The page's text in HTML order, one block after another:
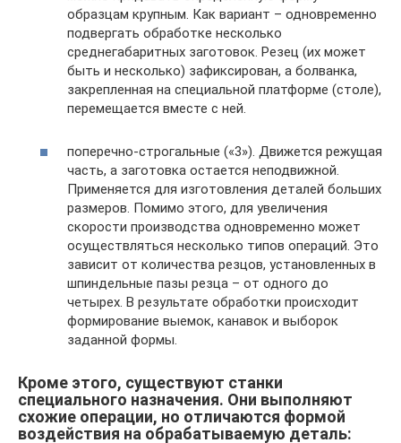
образцам крупным. Как вариант – одновременно
подвергать обработке несколько
среднегабаритных заготовок. Резец (их может
быть и несколько) зафиксирован, а болванка,
закрепленная на специальной платформе (столе),
перемещается вместе с ней.
поперечно-строгальные («3»). Движется режущая
часть, а заготовка остается неподвижной.
Применяется для изготовления деталей больших
размеров. Помимо этого, для увеличения
скорости производства одновременно может
осуществляться несколько типов операций. Это
зависит от количества резцов, установленных в
шпиндельные пазы резца – от одного до
четырех. В результате обработки происходит
формирование выемок, канавок и выборок
заданной формы.
Кроме этого, существуют станки
специального назначения. Они выполняют
схожие операции, но отличаются формой
воздействия на обрабатываемую деталь: